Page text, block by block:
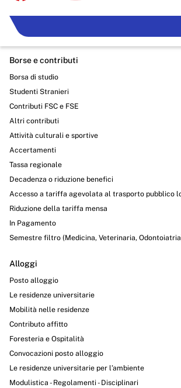
Borse e contributi
Borsa di studio
Studenti Stranieri
Contributi FSC e FSE
Altri contributi
Attività culturali e sportive
Accertamenti
Tassa regionale
Decadenza o riduzione benefici
Accesso a tariffa agevolata al trasporto pubblico
Riduzione della tariffa mensa
In Pagamento
Semestre filtro (Medicina, Veterinaria,
Alloggi
Posto alloggio
Le residenze universitarie
Mobilità nelle residenze
Contributo affitto
Foresteria e Ospitalità
Convocazioni posto alloggio
Le residenze universitarie per l’ambiente
Modulistica - Regolamenti - Disciplinari